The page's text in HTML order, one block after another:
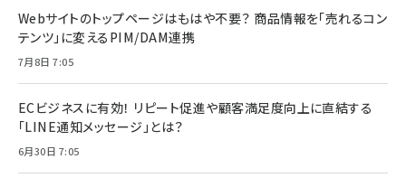
Webサイトのトップページはもはや不要？ 商品情報を「売れるコン
テンツ」に変えるPIM/DAM連携
7月8日 7:05
ECビジネスに有効！ リピート促進や顧客満足度向上に直結する
「LINE通知メッセージ」とは？
6月30日 7:05